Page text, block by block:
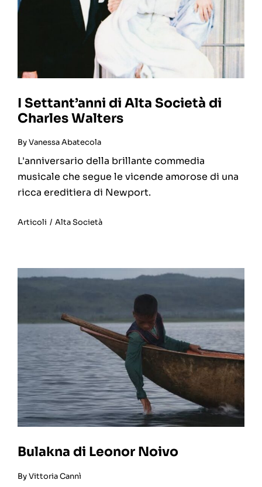
I Settant’anni di Alta Società di
Charles Walters
ByVanessa Abatecola
L'anniversario della brillante commedia
musicale che segue le vicende amorose di una
ricca ereditiera di Newport.
Articoli / Alta Società
Bulakna di Leonor Noivo
ByVittoria Cannì